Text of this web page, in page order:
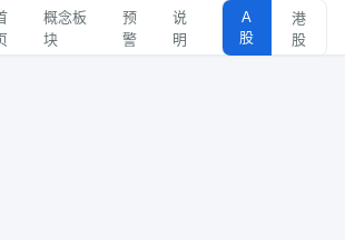
概念板
块
预
警
说
明
A
股
港
股